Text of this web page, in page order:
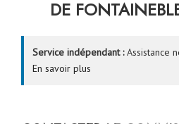
DE
Service indépendant :Assistance
En savoir plus